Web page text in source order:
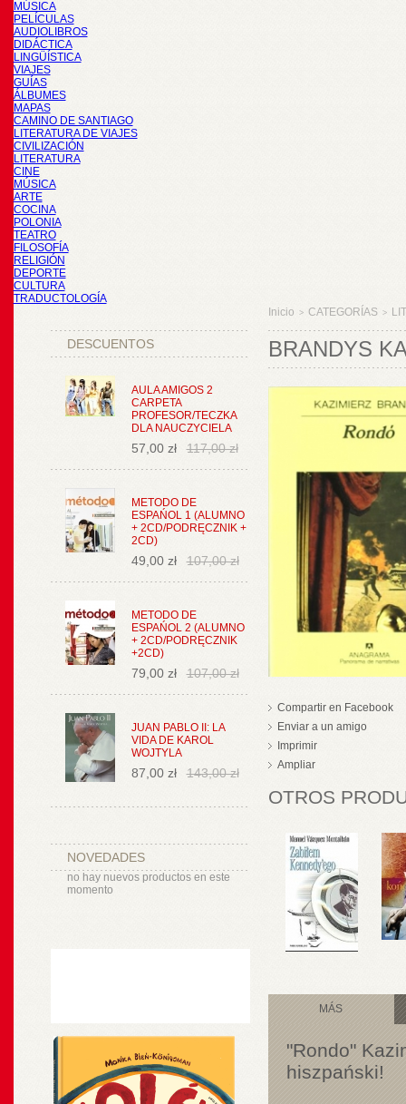
MÚSICA
PELÍCULAS
AUDIOLIBROS
DIDÁCTICA
LINGÜÍSTICA
VIAJES
GUÍAS
ÁLBUMES
MAPAS
CAMINO DE SANTIAGO
LITERATURA DE VIAJES
CIVILIZACIÓN
LITERATURA
CINE
MÚSICA
ARTE
COCINA
POLONIA
TEATRO
FILOSOFÍA
RELIGIÓN
DEPORTE
CULTURA
TRADUCTOLOGÍA
DESCUENTOS
AULA AMIGOS 2
CARPETA
PROFESOR/TECZKA
DLA NAUCZYCIELA
57,00 zł 117,00 zł
METODO DE
ESPAŃOL 1 (ALUMNO
+ 2CD/PODRĘCZNIK +
2CD)
49,00 zł 107,00 zł
METODO DE
ESPAŃOL 2 (ALUMNO
+ 2CD/PODRĘCZNIK
+2CD)
79,00 zł 107,00 zł
JUAN PABLO II: LA
VIDA DE KAROL
WOJTYLA
87,00 zł 143,00 zł
NOVEDADES
no hay nuevos productos en este
momento
Inicio > CATEGORÍAS >
BRANDYS
Compartir en Facebook
Enviar a un amigo
Imprimir
Ampliar
OTROS
MÁS
"Rondo"
hiszpański!